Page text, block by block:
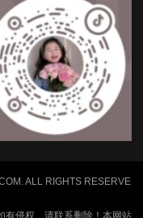
ALL RIGHTS RESERVE